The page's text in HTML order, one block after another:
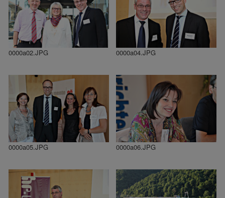
0000a02.JPG 0000a04.JPG
0000a05.JPG 0000a06.JPG